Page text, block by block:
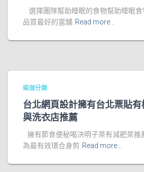
選擇團隊幫助睡眠的食物幫助睡眠
品質最好的當舖 Read more…
瑜珈分類
台北網頁設計擁有台北票貼
與洗衣店推薦
擁有節食便秘喝決明子茶有減肥茶推
為最有效環合身剪 Read more…